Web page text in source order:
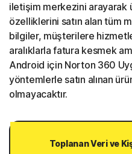
iletişim merkezini arayarak
özelliklerini satın alan tüm
bilgiler, müşterilere
aralıklarla fatura kesmek
Android için Norton 360
yöntemlerle satın alınan
olmayacaktır.
Toplanan Veri ve